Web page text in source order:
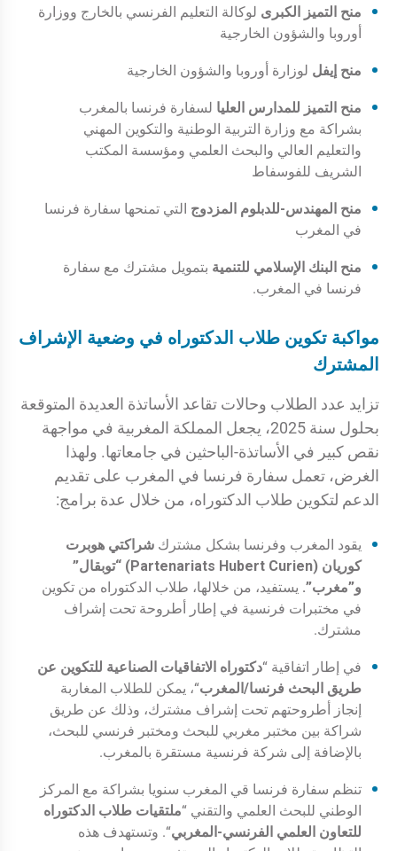
منح التميز الكبرى لوكالة التعليم الفرنسي بالخارج ووزارة
أوروبا والشؤون الخارجية
منح إيفل لوزارة أوروبا والشؤون الخارجية
منح التميز للمدارس العليا لسفارة فرنسا بالمغرب
بشراكة مع وزارة التربية الوطنية والتكوين المهني
والتعليم العالي والبحث العلمي ومؤسسة المكتب
الشريف للفوسفاط
منح المهندس-للدبلوم المزدوج التي تمنحها سفارة فرنسا
في المغرب
منح البنك الإسلامي للتنمية بتمويل مشترك مع سفارة
فرنسا في المغرب.
مواكبة تكوين طلاب الدكتوراه في وضعية الإشراف
المشترك
تزايد عدد الطلاب وحالات تقاعد الأساتذة العديدة المتوقعة
بحلول سنة 2025، يجعل المملكة المغربية في مواجهة
نقص كبير في الأساتذة-الباحثين في جامعاتها. ولهذا
الغرض، تعمل سفارة فرنسا في المغرب على تقديم
الدعم لتكوين طلاب الدكتوراه، من خلال عدة برامج:
يقود المغرب وفرنسا بشكل مشترك شراكتي هوبرت
كوريان (Partenariats Hubert Curien) “توبقال”
و”مغرب”. يستفيد، من خلالها، طلاب الدكتوراه من تكوين
في مختبرات فرنسية في إطار أطروحة تحت إشراف
مشترك.
في إطار اتفاقية “دكتوراه الاتفاقيات الصناعية للتكوين عن
طريق البحث فرنسا/المغرب“، يمكن للطلاب المغاربة
إنجاز أطروحتهم تحت إشراف مشترك، وذلك عن طريق
شراكة بين مختبر مغربي للبحث ومختبر فرنسي للبحث،
بالإضافة إلى شركة فرنسية مستقرة بالمغرب.
تنظم سفارة فرنسا قي المغرب سنويا بشراكة مع المركز
الوطني للبحث العلمي والتقني “ملتقيات طلاب الدكتوراه
للتعاون العلمي الفرنسي-المغربي“. وتستهدف هذه